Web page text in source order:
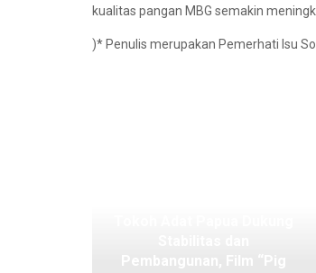
kualitas pangan MBG semakin
)* Penulis merupakan Pemerhati Isu